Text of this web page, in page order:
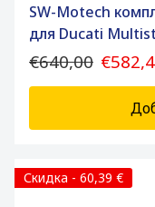
SW-Motech
для Ducati
€640,00
Скидка - 60,39 €